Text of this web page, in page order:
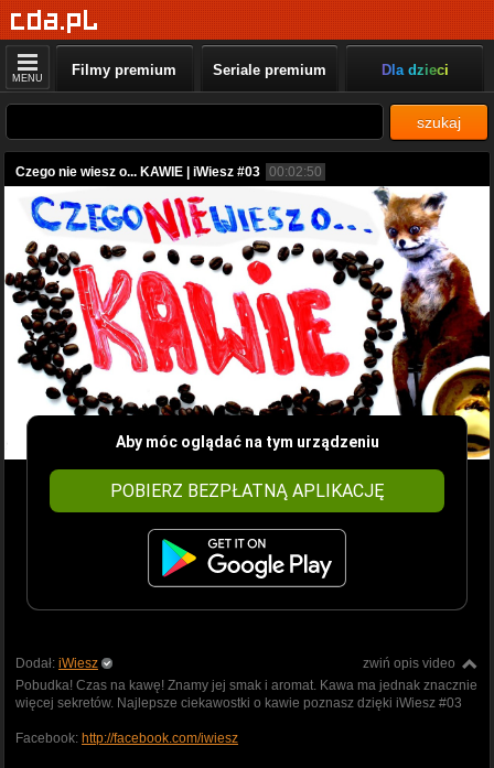
MENU Filmy premium Seriale premium Dla dzieci
szukaj
Czego nie wiesz o... KAWIE | iWiesz #03 00:02:50
Aby móc oglądać na tym urządzeniu
POBIERZ BEZPŁATNĄ APLIKACJĘ
zwiń opis video
Dodał: iWiesz
Pobudka! Czas na kawę! Znamy jej smak i aromat. Kawa ma jednak znacznie
więcej sekretów. Najlepsze ciekawostki o kawie poznasz dzięki iWiesz #03
Facebook: http://facebook.com/iwiesz